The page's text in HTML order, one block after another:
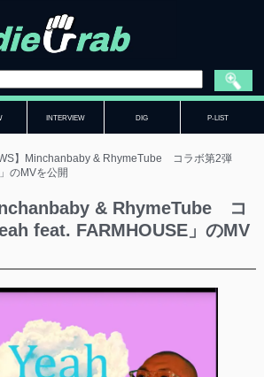
INTERVIEW DIG P-LIST
】Minchanbaby & RhymeTube コラボ第2弾
のMVを公開
& RhymeTube コ
feat. FARMHOUSE」のMV